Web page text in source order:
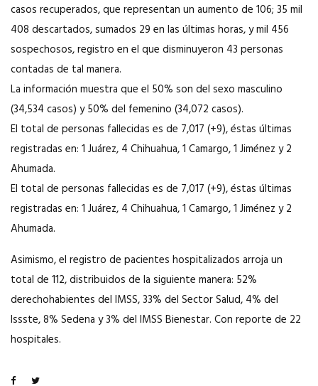
casos recuperados, que representan un aumento de 106; 35 mil
408 descartados, sumados 29 en las últimas horas, y mil 456
sospechosos, registro en el que disminuyeron 43 personas
contadas de tal manera.
La información muestra que el 50% son del sexo masculino
(34,534 casos) y 50% del femenino (34,072 casos).
El total de personas fallecidas es de 7,017 (+9), éstas últimas
registradas en: 1 Juárez, 4 Chihuahua, 1 Camargo, 1 Jiménez y 2
Ahumada.
El total de personas fallecidas es de 7,017 (+9), éstas últimas
registradas en: 1 Juárez, 4 Chihuahua, 1 Camargo, 1 Jiménez y 2
Ahumada.
Asimismo, el registro de pacientes hospitalizados arroja un
total de 112, distribuidos de la siguiente manera: 52%
derechohabientes del IMSS, 33% del Sector Salud, 4% del
Issste, 8% Sedena y 3% del IMSS Bienestar. Con reporte de 22
hospitales.